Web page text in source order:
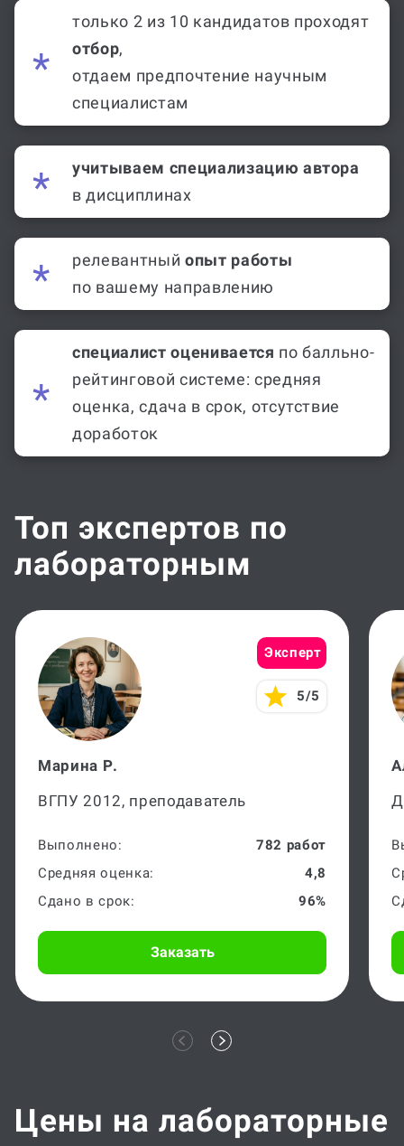
только 2 из 10 кандидатов проходят
отбор,
отдаем предпочтение научным
специалистам
учитываем специализацию автора
в дисциплинах
релевантный опыт работы
по вашему направлению
специалист оценивается по балльно-
рейтинговой системе: средняя
оценка, сдача в срок, отсутствие
доработок
Топ экспертов по
лабораторным
Эксперт
5/5
Марина Р.
ВГПУ 2012, преподаватель
Выполнено:
782 работ
Средняя оценка:
4,8
Сдано в срок:
96%
Заказать
Цены на лабораторные